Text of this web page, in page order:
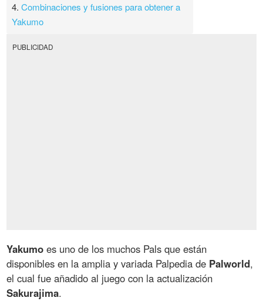
4.Combinaciones y fusiones para obtener a
Yakumo
PUBLICIDAD
Yakumo es uno de los muchos Pals que están
disponibles en la amplia y variada Palpedia de Palworld,
el cual fue añadido al juego con la actualización
Sakurajima.